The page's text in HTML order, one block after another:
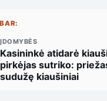
ĮDOMYBĖS
Kasininkė atidarė
pirkėjas sutriko:
sudužę kiaušiniai